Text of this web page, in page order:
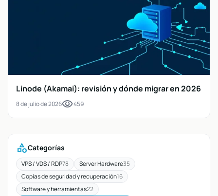
Linode (Akamai): revisión y dónde migrar en 2026
8 de julio de 2026visibility459
categoryCategorías
VPS / VDS / RDP78 Server Hardware35
Copias de seguridad y recuperación16
Software y herramientas22